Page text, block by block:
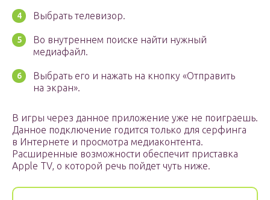
Выбрать телевизор.
Во внутреннем поиске найти нужный
медиафайл.
Выбрать его и нажать на кнопку «Отправить
на экран».
В игры через данное приложение уже не поиграешь.
Данное подключение годится только для серфинга
в Интернете и просмотра медиаконтента.
Расширенные возможности обеспечит приставка
Apple TV, о которой речь пойдет чуть ниже.